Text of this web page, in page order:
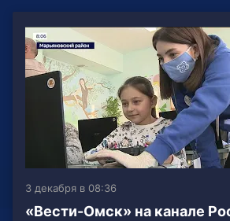
3 декабря в 08:36
«Вести-Омск» на канале